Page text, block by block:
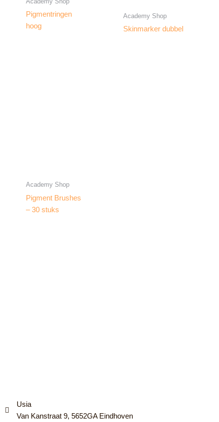
Pigmentringen
hoog
Academy Shop
Skinmarker dubbel
Academy Shop
Pigment Brushes
– 30 stuks
Usia
Van Kanstraat 9, 5652GA Eindhoven